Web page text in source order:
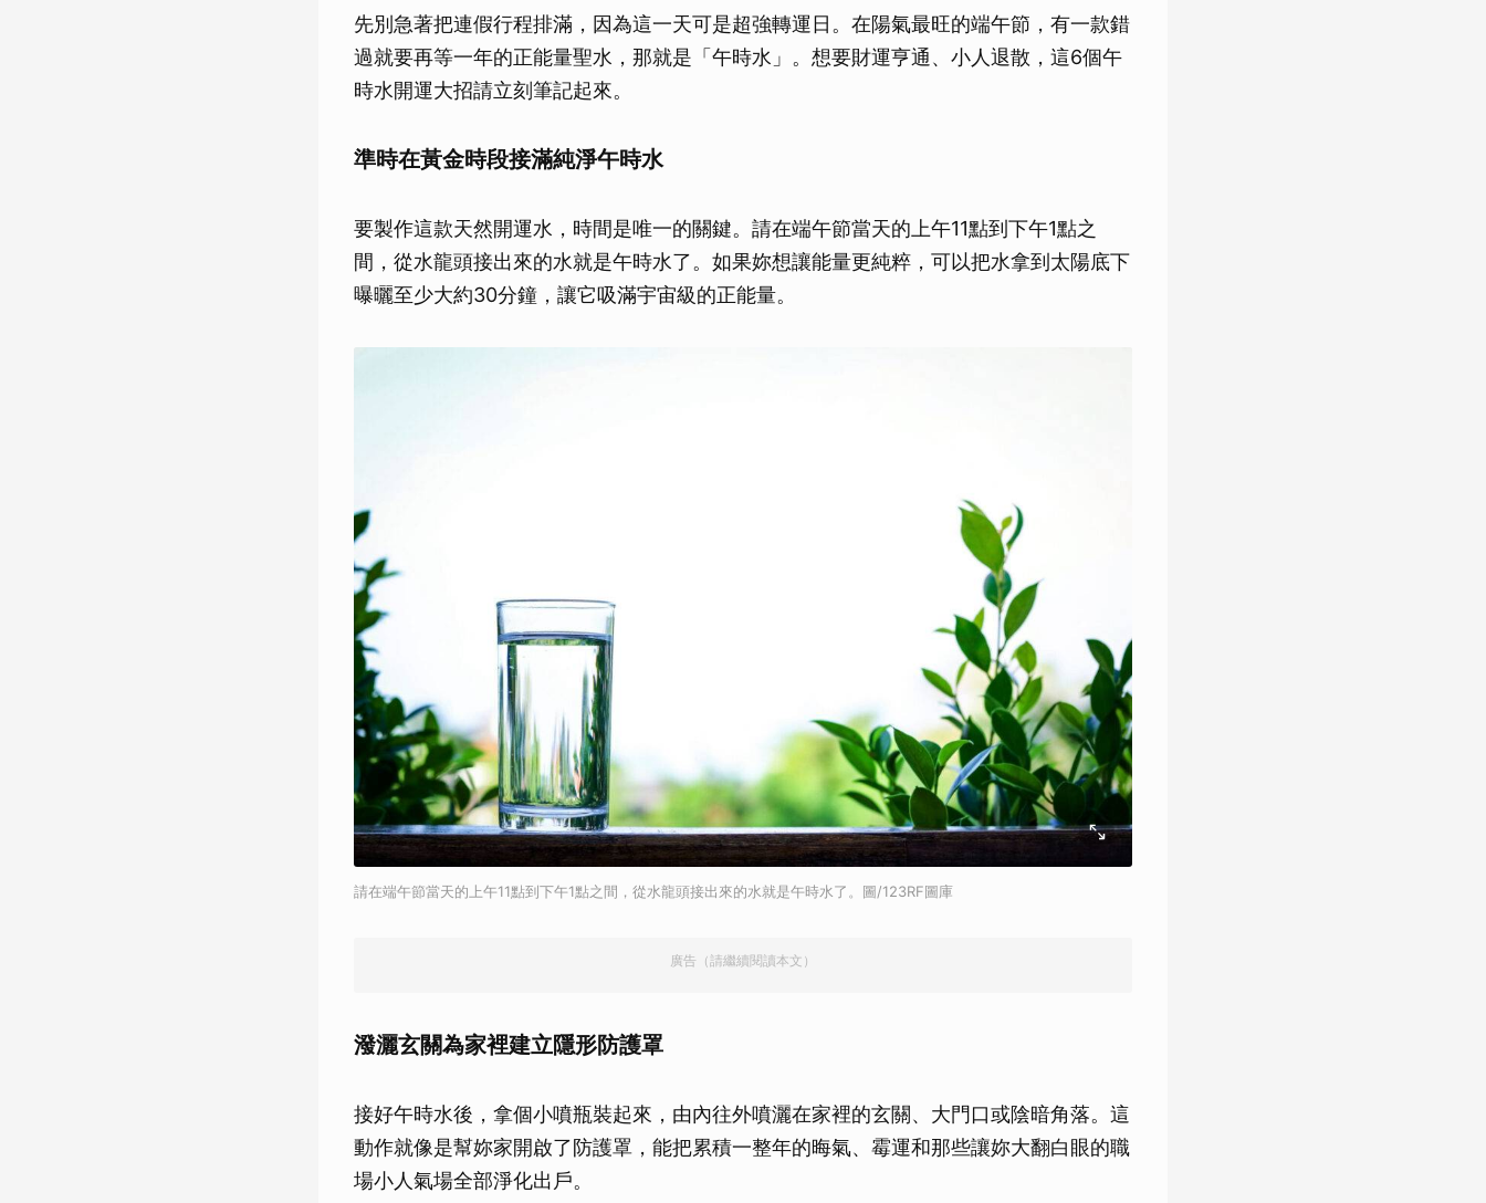
先別急著把連假行程排滿，因為這一天可是超強轉運日。在陽氣最旺的端午節，有一款錯
過就要再等一年的正能量聖水，那就是「午時水」。想要財運亨通、小人退散，這6個午
時水開運大招請立刻筆記起來。
準時在黃金時段接滿純淨午時水
要製作這款天然開運水，時間是唯一的關鍵。請在端午節當天的上午11點到下午1點之
間，從水龍頭接出來的水就是午時水了。如果妳想讓能量更純粹，可以把水拿到太陽底下
曝曬至少大約30分鐘，讓它吸滿宇宙級的正能量。
請在端午節當天的上午11點到下午1點之間，從水龍頭接出來的水就是午時水了。圖/123RF圖庫
廣告（請繼續閱讀本文）
潑灑玄關為家裡建立隱形防護罩
接好午時水後，拿個小噴瓶裝起來，由內往外噴灑在家裡的玄關、大門口或陰暗角落。這
動作就像是幫妳家開啟了防護罩，能把累積一整年的晦氣、霉運和那些讓妳大翻白眼的職
場小人氣場全部淨化出戶。